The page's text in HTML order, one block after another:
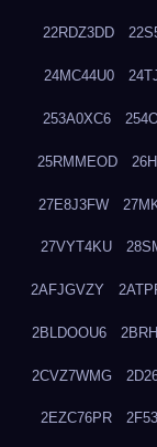
22RDZ3DD
24MC44U0
253A0XC6
25RMMEOD
27E8J3FW
27VYT4KU
2AFJGVZY
2BLDOOU6
2CVZ7WMG
2EZC76PR